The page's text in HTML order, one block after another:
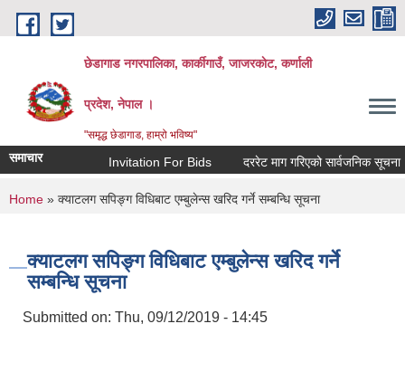
Skip to main content
छेडागाड नगरपालिका, कार्कीगाउँ, जाजरकाेट, कर्णाली
प्रदेश, नेपाल ।
"समृद्ध छेडागाड, हाम्रो भविष्य"
समाचार Invitation For Bids दररेट माग गरिएको सार्वजनिक सूचना।
You are here
Home » क्याटलग सपिङ्ग विधिबाट एम्बुलेन्स खरिद गर्ने सम्बन्धि सूचना
क्याटलग सपिङ्ग विधिबाट एम्बुलेन्स खरिद गर्ने
सम्बन्धि सूचना
Submitted on: Thu, 09/12/2019 - 14:45